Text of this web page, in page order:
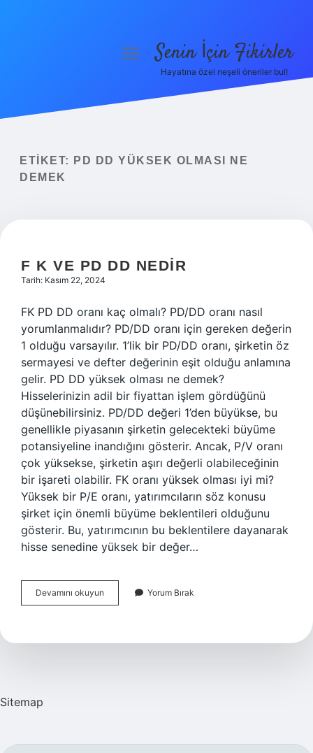
Yasal Uyarı
menüyüSenin İçin Fikirler
Hayatına özel neşeli öneriler bul!
ETIKET:
PD DD YÜKSEK OLMASI NE
DEMEK
F K VE PD DD NEDIR
Tarih: Kasım 22, 2024
FK PD DD oranı kaç olmalı? PD/DD oranı nasıl
yorumlanmalıdır? PD/DD oranı için gereken değerin
1 olduğu varsayılır. 1’lik bir PD/DD oranı, şirketin öz
sermayesi ve defter değerinin eşit olduğu anlamına
gelir. PD DD yüksek olması ne demek?
Hisselerinizin adil bir fiyattan işlem gördüğünü
düşünebilirsiniz. PD/DD değeri 1’den büyükse, bu
genellikle piyasanın şirketin gelecekteki büyüme
potansiyeline inandığını gösterir. Ancak, P/V oranı
çok yüksekse, şirketin aşırı değerli olabileceğinin
bir işareti olabilir. FK oranı yüksek olması iyi mi?
Yüksek bir P/E oranı, yatırımcıların söz konusu
şirket için önemli büyüme beklentileri olduğunu
gösterir. Bu, yatırımcının bu beklentilere dayanarak
hisse senedine yüksek bir değer…
Devamını okuyun
K
Dd
Yorum Bırak
Sitemap